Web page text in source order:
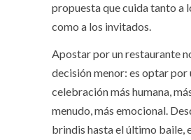
propuesta que cuida tanto a
como a los invitados.
Apostar por un restaurante
decisión menor: es optar por
celebración más humana,
menudo, más emocional.
brindis hasta el último baile,